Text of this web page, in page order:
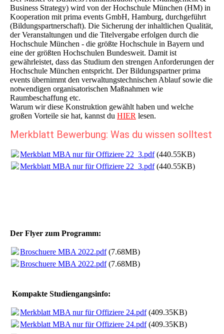
Business Strategy) wird von der Hochschule München (HM) in
Kooperation mit prima events GmbH, Hamburg, durchgeführt
(Bildungspartnerschaft). Die Sicherung der inhaltlichen Qualität,
der Veranstaltungen und die Titelvergabe erfolgen durch die
Hochschule München - die größte Hochschule in Bayern und
eine der größten Hochschulen Bundesweit. Damit ist
gewährleistet, dass das Studium den strengen Anforderungen der
Hochschule München entspricht. Der Bildungspartner prima
events übernimmt den verwaltungstechnischen Ablauf sowie die
notwendigen organisatorischen Maßnahmen wie
Raumbeschaffung etc.
Warum wir diese Konstruktion gewählt haben und welche
großen Vorteile sie hat, kannst du HIER lesen.
Merkblatt Bewerbung: Was du wissen solltest
Merkblatt MBA nur für Offiziere 22_3.pdf(440.55KB)
Merkblatt MBA nur für Offiziere 22_3.pdf(440.55KB)
Der Flyer zum Programm:
Broschuere MBA 2022.pdf(7.68MB)
Broschuere MBA 2022.pdf(7.68MB)
Kompakte Studiengangsinfo:
Merkblatt MBA nur für Offiziere 24.pdf(409.35KB)
Merkblatt MBA nur für Offiziere 24.pdf(409.35KB)